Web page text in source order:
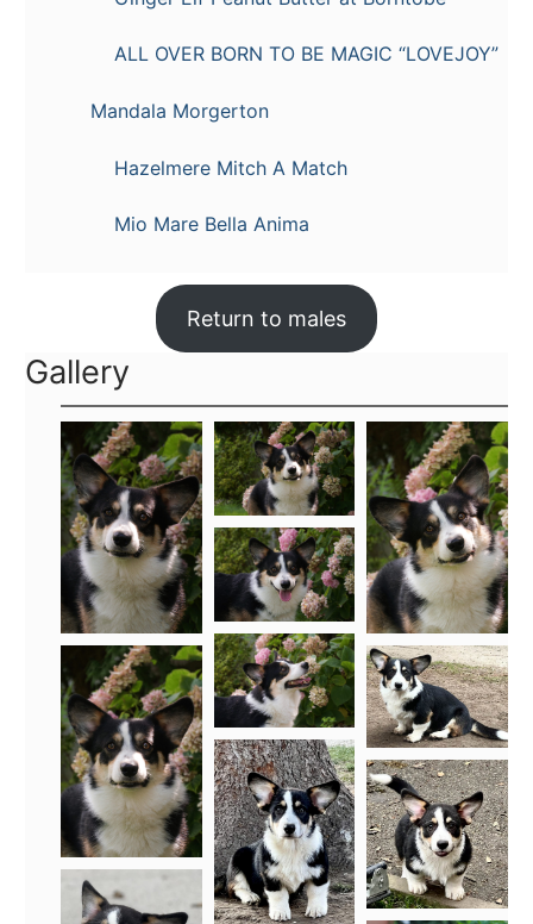
ALL OVER BORN TO BE MAGIC “LOVEJOY”
Mandala Morgerton
Hazelmere Mitch A Match
Mio Mare Bella Anima
Return to males
Gallery